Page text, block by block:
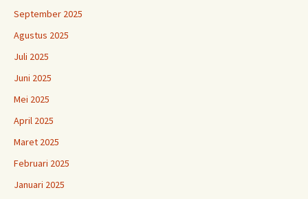
September 2025
Agustus 2025
Juli 2025
Juni 2025
Mei 2025
April 2025
Maret 2025
Februari 2025
Januari 2025